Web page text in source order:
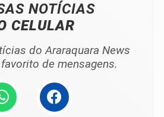
NOTÍCIAS
CELULAR
do Araraquara News
de mensagens.